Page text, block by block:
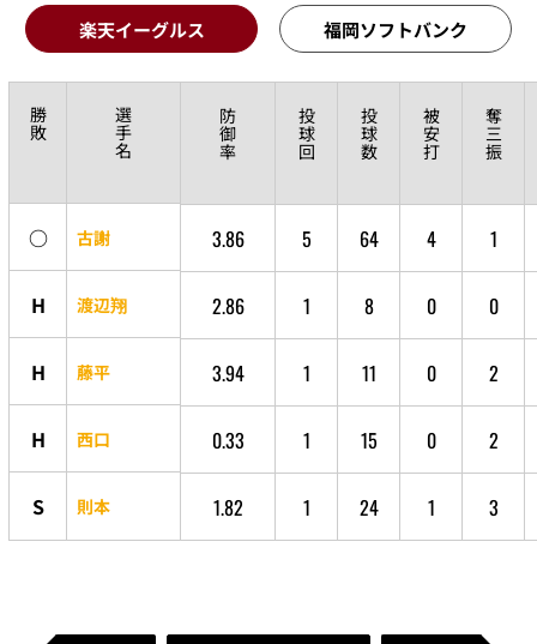
楽天イーグルス 福岡ソフトバンク
勝
敗
選
手
名
防
御
率
投
球
回
投
球
数
被
安
打
奪
三
振
○ 古謝 3.86 5 64 4 1
H 渡辺翔 2.86 1 8 0 0
H 藤平 3.94 1 11 0 2
H 西口 0.33 1 15 0 2
S 則本 1.82 1 24 1 3